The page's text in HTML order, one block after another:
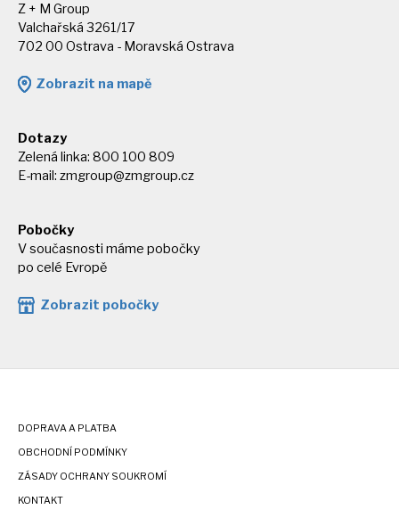
Z + M Group
Valchařská 3261/17
702 00 Ostrava - Moravská Ostrava
Zobrazit na mapě
Dotazy
Zelená linka: 800 100 809
E-mail: zmgroup@zmgroup.cz
Pobočky
V současnosti máme pobočky
po celé Evropě
Zobrazit pobočky
DOPRAVA A PLATBA
OBCHODNÍ PODMÍNKY
ZÁSADY OCHRANY SOUKROMÍ
KONTAKT